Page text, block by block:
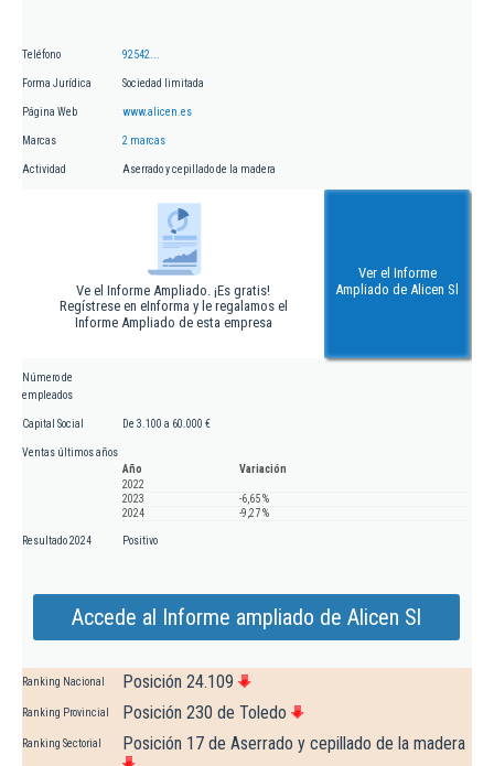
Teléfono 92542...
Forma Jurídica Sociedad limitada
Página Web www.alicen.es
Marcas 2 marcas
Actividad Aserrado y cepillado de la madera
Ve el Informe Ampliado. ¡Es gratis!
Regístrese en eInforma y le regalamos el
Informe Ampliado de esta empresa
Ver el Informe
Ampliado de Alicen Sl
Número de
empleados
Capital Social De 3.100 a 60.000 €
Ventas últimos años
Año
Variación
2022
2023
-6,65 %
2024
-9,27 %
Resultado 2024 Positivo
Accede al Informe ampliado de Alicen Sl
Ranking Nacional Posición 24.109
Ranking Provincial Posición 230 de Toledo
Ranking Sectorial Posición 17 de Aserrado y cepillado de la madera